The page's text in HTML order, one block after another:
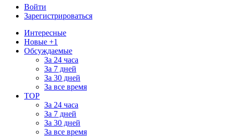
Войти
Зарегистрироваться
Интересные
Новые +1
Обсуждаемые
За 24 часа
За 7 дней
За 30 дней
За все время
TOP
За 24 часа
За 7 дней
За 30 дней
За все время